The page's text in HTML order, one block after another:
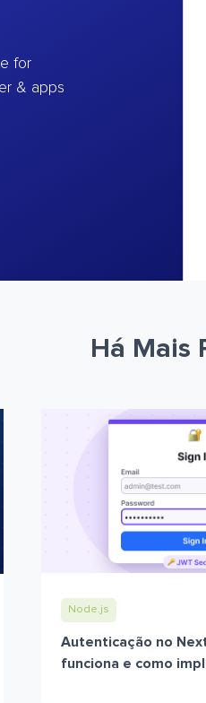
for
& apps
Há Mais
Node.js
Autenticação no
funciona e como